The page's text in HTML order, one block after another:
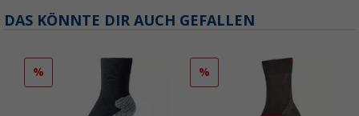
DAS KÖNNTE DIR AUCH GEFALLEN
% %